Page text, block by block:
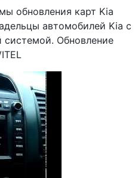
обновления карт Kia
автомобилей Kia с
системой. Обновление